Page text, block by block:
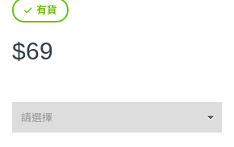
有貨
$69